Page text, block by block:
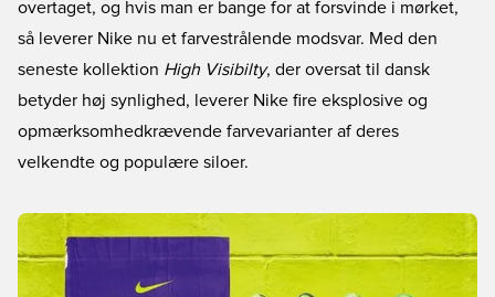
overtaget, og hvis man er bange for at forsvinde i mørket,
så leverer Nike nu et farvestrålende modsvar. Med den
seneste kollektion High Visibilty, der oversat til dansk
betyder høj synlighed, leverer Nike fire eksplosive og
opmærksomhedkrævende farvevarianter af deres
velkendte og populære siloer.